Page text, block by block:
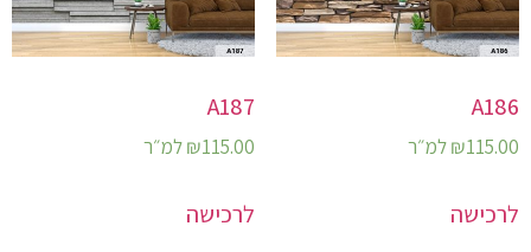
A186
₪115.00 למ״ר
לרכישה
A187
₪115.00 למ״ר
לרכישה